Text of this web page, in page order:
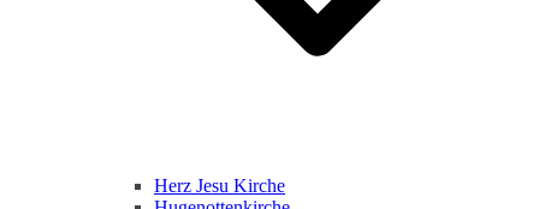
Herz Jesu Kirche